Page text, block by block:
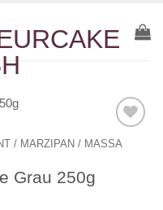
/ MARZIPAN / MASSA
Grau 250g